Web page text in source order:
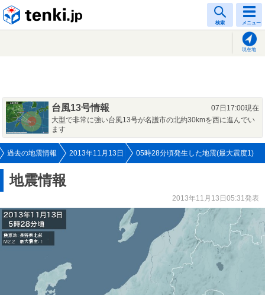
検索 メニュー
現在地
台風13号情報
07日17:00現在
大型で非常に強い台風13号が名護市の北約30kmを西に進んでい
ます
過去の地震情報 2013年11月13日 05時28分頃発生した地震(最大震度1)
地震情報
2013年11月13日05:31発表